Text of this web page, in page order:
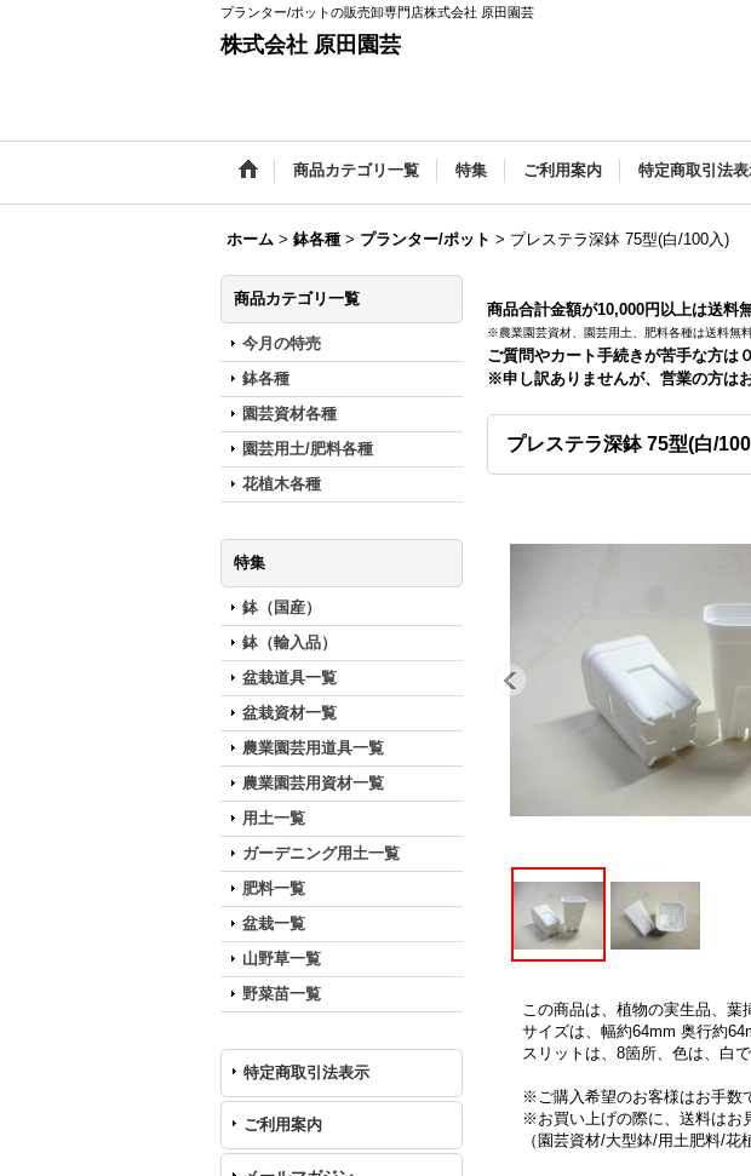
プランター/ポットの販売卸専門店株式会社 原田園芸
株式会社 原田園芸
商品カテゴリ一覧 特集 ご利用案内 特定商取引法
ホーム > 鉢各種 > プランター/ポット > プレステラ深鉢 75型(白/100入)
商品カテゴリ一覧
今月の特売
鉢各種
園芸資材各種
園芸用土/肥料各種
花植木各種
特集
鉢（国産）
鉢（輸入品）
盆栽道具一覧
盆栽資材一覧
農業園芸用道具一覧
農業園芸用資材一覧
用土一覧
ガーデニング用土一覧
肥料一覧
盆栽一覧
山野草一覧
野菜苗一覧
特定商取引法表示
ご利用案内
商品合計金額が10,000円以上は送料
※農業園芸資材、園芸用土、肥料各種は送料無
ご質問やカート手続きが苦手な方は
※申し訳ありませんが、営業の方は
プレステラ深鉢 75型(白/
この商品は、植物の実生品、葉
サイズは、幅約64mm 奥行約
スリットは、8箇所、色は、白で
※ご購入希望のお客様はお手数
※お買い上げの際に、送料はお
（園芸資材/大型鉢/用土肥料/花